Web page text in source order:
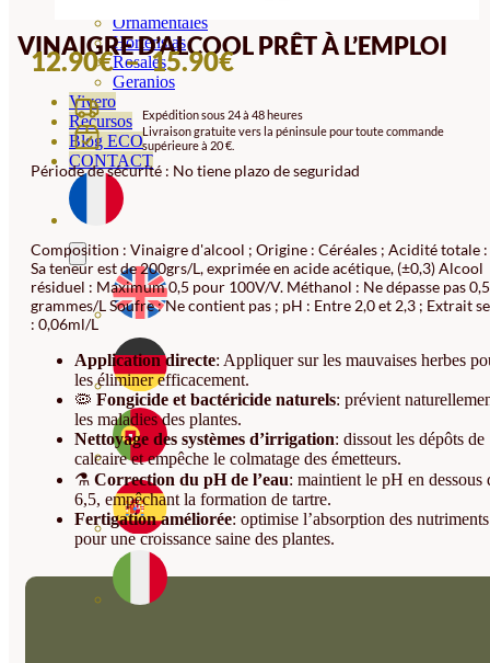
Ornamentales
Hortensias
Rosales
Geranios
Vivero
Recursos
Blog ECO
CONTACT
VINAIGRE D’ALCOOL PRÊT À L’EMPLOI
12.90€–15.90€PLAGE
PRIX :
12.90€
À
Expédition sous 24 à 48 heures
Livraison gratuite vers la péninsule pour toute commande
supérieure à 20 €.
Période de sécurité : No tiene plazo de seguridad
Composition : Vinaigre d'alcool ; Origine : Céréales ; Acidité totale :
Sa teneur est de 200grs/L, exprimée en acide acétique, (±0,3) Alcool
résiduel : Maximum 0,5 pour 100V/V. Méthanol : Ne dépasse pas 0,5
grammes/L Soufre : Ne contient pas ; pH : Entre 2,0 et 2,3 ; Extrait
: 0,06ml/L
Application directe: Appliquer sur les mauvaises herbes
les éliminer efficacement.
🦠 Fongicide et bactéricide naturels: prévient
les maladies des plantes.
Nettoyage des systèmes d’irrigation: dissout les dépôts de
calcaire et empêche le colmatage des émetteurs.
⚗️ Correction du pH de l’eau: maintient le pH en dessous
6,5, empêchant la formation de tartre.
Fertigation améliorée: optimise l’absorption des nutriments
pour une croissance saine des plantes.